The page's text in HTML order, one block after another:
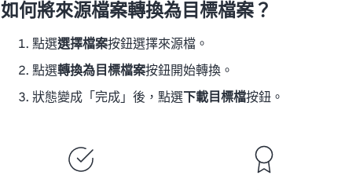
如何將來源檔案轉換為目標檔案？
點選選擇檔案按鈕選擇來源檔。
點選轉換為目標檔案按鈕開始轉換。
狀態變成「完成」後，點選 下載目標檔按鈕。